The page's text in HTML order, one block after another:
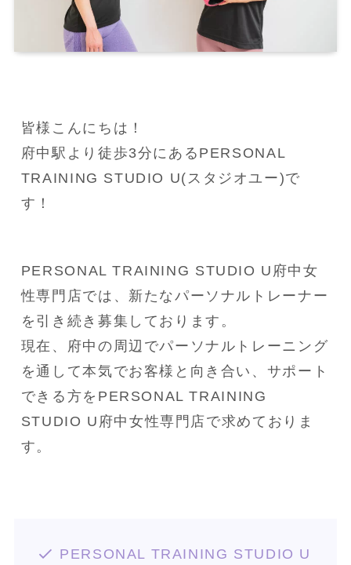
皆様こんにちは！
府中駅より徒歩3分にあるPERSONAL
TRAINING STUDIO U(スタジオユー)で
す！
PERSONAL TRAINING STUDIO U府中女
性専門店では、新たなパーソナルトレーナー
を引き続き募集しております。
現在、府中の周辺でパーソナルトレーニング
を通して本気でお客様と向き合い、サポート
できる方をPERSONAL TRAINING
STUDIO U府中女性専門店で求めておりま
す。
PERSONAL TRAINING STUDIO U